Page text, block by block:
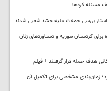
مسئله کردها
بررسی حملات علیه حشد شعبی شدند
برای کردستان سوریه و دستاوردهای زنان
هدف حمله قرار گرفتند + فیلم
زمان‌بندی مشخصی برای تکمیل آن